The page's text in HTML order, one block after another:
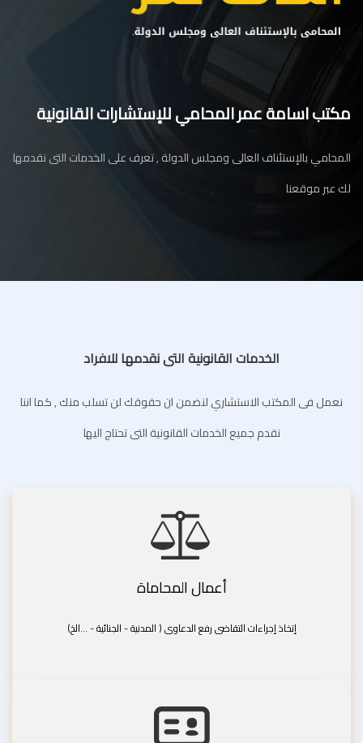
مكتب اسامة عمر المحامي للإستشارات القانونية
المحامي بالإستئناف العالى ومجلس الدولة , تعرف على الخدمات التى نقدمها
لك عبر موقعنا
الخدمات القانونية التى نقدمها للافراد
نعمل فى المكتب الاستشاري لنضمن ان حقوقك لن تسلب منك , كما اننا
نقدم جميع الخدمات القانونية التى تحتاج اليها
أعمال المحاماة
إتخاذ إجراءات التقاضى رفع الدعاوى ( المدنية - الجنائية - ...الخ)